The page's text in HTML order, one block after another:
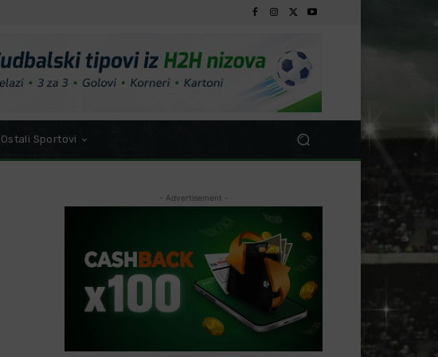
Ostali Sportovi
- Advertisement -